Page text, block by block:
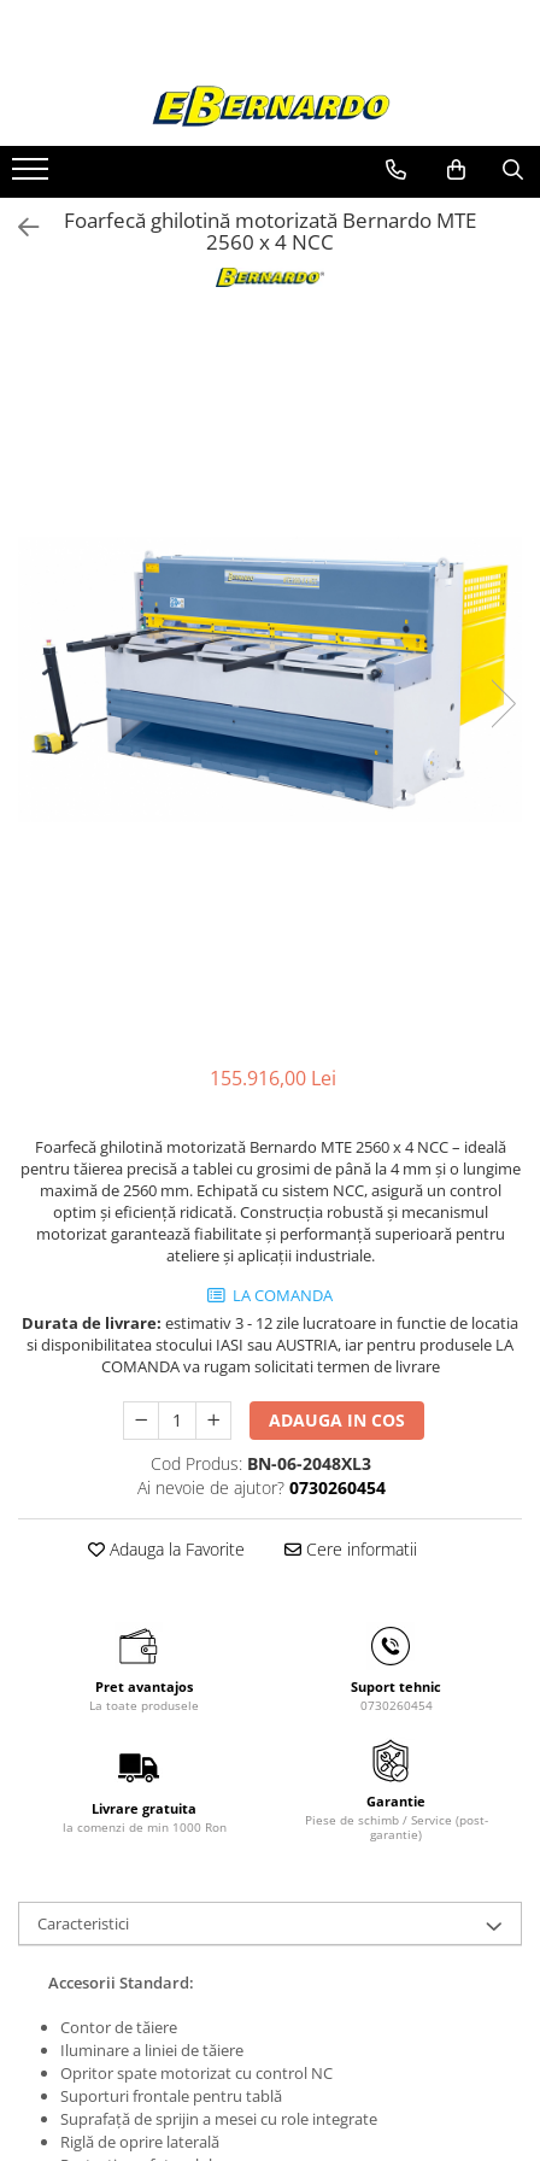
Prelucrare metal
Fierastraie pentru metal
Ferastraie mobile pentru metal
Fierastraie prelucrare metal
Ferastraie circulare pentru metal
Ferastraie verticale
Strunguri pentru metal
Strunguri cu cutie de viteze
Strunguri cu surub de ghidare
Strunguri de precizie
Strunguri metal cu freza
Strunguri universale
Masini de gaurit cu coloana si cap
Masini de gaurit cu coloana si
curea de distributie
Masini de gaurit cu masa
Masini de gaurit cu stand si
Masini de gaurit radiale
Masini de gaurit si frezat
Masini de gaurit cu freza
Centre de prelucrare verticale CNC
Masini de frezat cu batiu
Masini de frezat multifunctionale
Masini de frezat universale SERVO
Masini de frezat verticale
Masini de lustruit
Masini de polizat bavuri cu perii
Masini de rectificat plan
Masini de rectificat rotund
Masini de satinat
Masini de slefuit combinate
Masini de slefuit cu disc
Masini de slefuit cu mediu umed si
uscat
Masini de slefuit cutite de gravat
Masini de tesit
Masini pentru slefuit tevi
Masini universale de ascutit
Polizoare de banc
Masini de filetat
Foarfecă ghilotină motorizată Bernardo MTE
2560 x 4 NCC
155.916,00 Lei
Foarfecă ghilotină motorizată Bernardo MTE 2560 x 4 NCC – ideală
pentru tăierea precisă a tablei cu grosimi de până la 4 mm și o lungime
maximă de 2560 mm. Echipată cu sistem NCC, asigură un control
optim și eficiență ridicată. Construcția robustă și mecanismul
motorizat garantează fiabilitate și performanță superioară pentru
ateliere și aplicații industriale.
LA COMANDA
Durata de livrare: estimativ 3 - 12 zile lucratoare in functie de locatia
si disponibilitatea stocului IASI sau AUSTRIA, iar pentru produsele LA
COMANDA va rugam solicitati termen de livrare
ADAUGA IN COS
Cod Produs: BN-06-2048XL3
Ai nevoie de ajutor? 0730260454
Adauga la Favorite Cere informatii
Pret avantajos
La toate produsele
Suport tehnic
0730260454
Livrare gratuita
la comenzi de min 1000 Ron
Garantie
Piese de schimb / Service (post-
garantie)
Caracteristici
Accesorii Standard:
Contor de tăiere
Iluminare a liniei de tăiere
Opritor spate motorizat cu control NC
Suporturi frontale pentru tablă
Suprafață de sprijin a mesei cu role integrate
Riglă de oprire laterală